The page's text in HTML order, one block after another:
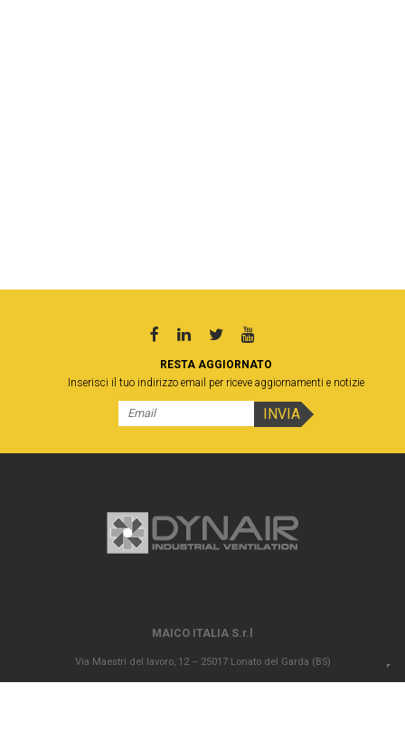
RESTA AGGIORNATO
Inserisci il tuo indirizzo email per riceve aggiornamenti e notizie
MAICO ITALIA S.r.l
Via Maestri del lavoro, 12 – 25017 Lonato del Garda (BS)